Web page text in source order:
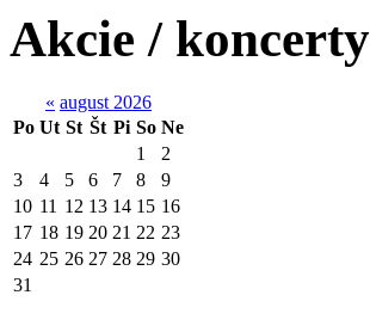
Akcie / koncerty
« august 2026
Po Ut St Št Pi So Ne
1
2
3
4 5 6 7 8
9
10 11 12 13 14 15 16
17 18 19 20 21 22 23
24 25 26 27 28 29 30
31